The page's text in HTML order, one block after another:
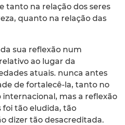
tanto na relação dos seres
quanto na relação das
sua reflexão num
ao lugar da
atuais. nunca antes
de fortalecê-la, tanto no
mas a reflexão
foi tão eludida, tão
dizer tão desacreditada.